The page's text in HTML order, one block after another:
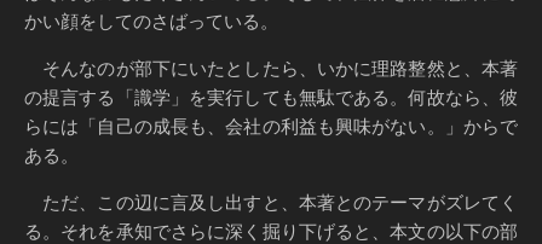
かい顔をしてのさばっている。
そんなのが部下にいたとしたら、いかに理路整然と、本著
の提言する「識学」を実行しても無駄である。何故なら、彼
らには「自己の成長も、会社の利益も興味がない。」からで
ある。
ただ、この辺に言及し出すと、本著とのテーマがズレてく
る。それを承知でさらに深く掘り下げると、本文の以下の部